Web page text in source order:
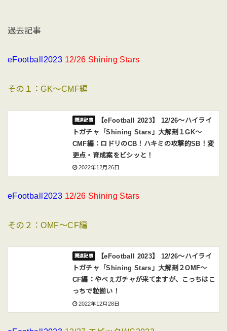
過去記事
eFootball2023 12/26 Shining Stars
その１：GK〜CMF編
【eFootball 2023】 12/26〜ハイライ
トガチャ「Shining Stars」大解剖１GK〜
CMF編：ロドリのCB！ハキミの攻撃的SB！変
更点・育成案をビシッと！
2022年12月26日
eFootball2023 12/26 Shining Stars
その２：OMF〜CF編
【eFootball 2023】 12/26〜ハイライ
トガチャ「Shining Stars」大解剖２OMF〜
CF編：やべぇガチャが来てますが、こっちはこ
っちで粒揃い！
2022年12月28日